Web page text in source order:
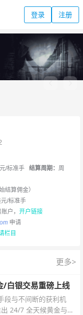
登录 注册
/标准手 结算周期： 周
结算佣金）
/标准手
户， 开户链接
申请
栏目
更多>
银交易重磅上线
段与不间断的获利机
24/7 全天候黄金与白